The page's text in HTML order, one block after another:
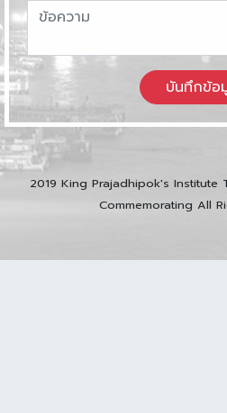
บันทึกข้อ
2019 King Prajadhipok's Institute
Commemorating All